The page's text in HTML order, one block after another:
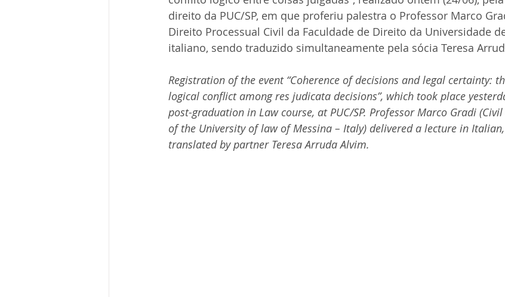
direito da PUC/SP, em que proferiu palestra o Professor Marco
Direito Processual Civil da Faculdade de Direito da Universidade
italiano, sendo traduzido simultaneamente pela sócia Teresa
Registration of the event “Coherence of decisions and legal certainty:
logical conflict among res judicata decisions”, which took place
post-graduation in Law course, at PUC/SP. Professor Marco Gradi
of the University of law of Messina – Italy) delivered a lecture in
translated by partner Teresa Arruda Alvim.